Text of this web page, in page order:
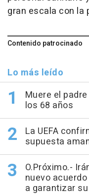
gran escala con la
Contenido patrocinado
Lo más leído
Muere el
los 68 años
La UEFA
supuesta
O.Próximo.-
nuevo
a garantizar